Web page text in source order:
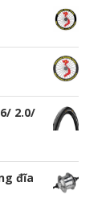
2.0/
đĩa